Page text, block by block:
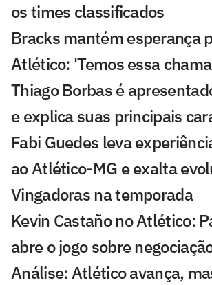
os times classificados
Bracks mantém esperança
Atlético: 'Temos essa
Thiago Borbas é
e explica suas principais
Fabi Guedes leva
ao Atlético-MG e exalta
Vingadoras na temporada
Kevin Castaño no Atlético:
abre o jogo sobre
Análise: Atlético avança,